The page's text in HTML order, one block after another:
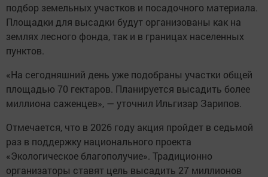
подбор земельных участков и посадочного материала.
Площадки для высадки будут организованы как на
землях лесного фонда, так и в границах населенных
пунктов.
«На сегодняшний день уже подобраны участки общей
площадью 70 гектаров. Планируется высадить более
миллиона саженцев», — уточнил Ильгизар Зарипов.
Отмечается, что в 2026 году акция пройдет в седьмой
раз в поддержку национального проекта
«Экологическое благополучие». Традиционно
организаторы ставят цель высадить 27 миллионов